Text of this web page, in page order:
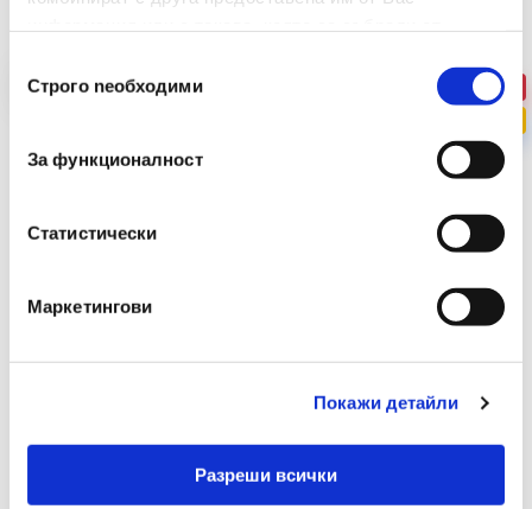
наСтрого nеобходими
За функционалност
Статистически
Маркетингови
Покажи детайли
Разреши всички
-35%